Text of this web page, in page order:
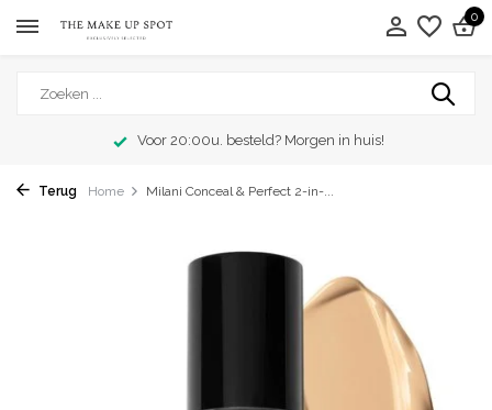
0
Voor 20:00u. besteld? Morgen in huis!
Terug Home Milani Conceal & Perfect 2-in-...